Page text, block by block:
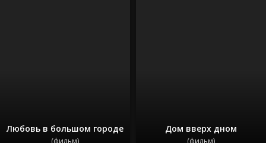
Любовь в большом городе
(фильм)
Дом вверх дном
(фильм)